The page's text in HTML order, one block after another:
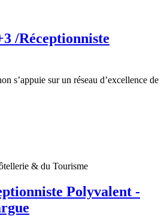
/Réceptionniste
s’appuie sur un réseau d’excellence de
& du Tourisme
Polyvalent -